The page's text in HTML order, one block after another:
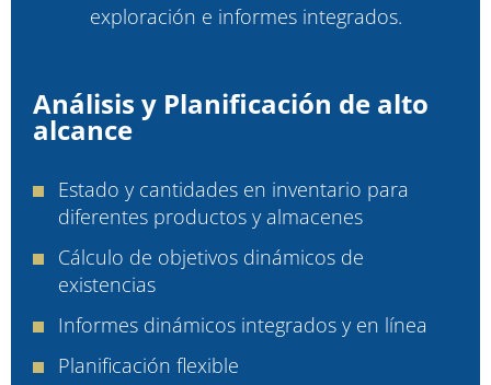
exploración e informes integrados.
Análisis y Planificación de alto
alcance
Estado y cantidades en inventario para
diferentes productos y almacenes
Cálculo de objetivos dinámicos de
existencias
Informes dinámicos integrados y en línea
Planificación flexible